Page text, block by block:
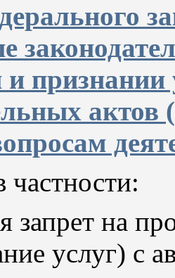
и
запрет на
услуг) с